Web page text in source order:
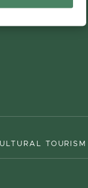
TOURISM